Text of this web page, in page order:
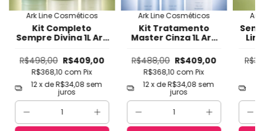
Ark Line Cosméticos
Kit Completo
Sempre Divina 1L Ark
Orgânica Sem
Formol, Liso Natural,
Brilho Intenso e
Maciez (Tamanho
Profissional)
R$498,00 R$409,00
R$368,10 com Pix
12 x deR$34,08 sem
juros
Ark Line Cosméticos
Kit Tratamento
Master Cinza 1L Ark
Profissional para
Cabelos Loiros,
Difíceis e
Danificados
(Tamanho
Profissional)
R$488,00 R$409,00
R$368,10 com Pix
12 x deR$34,08 sem
juros
Ark
Sem